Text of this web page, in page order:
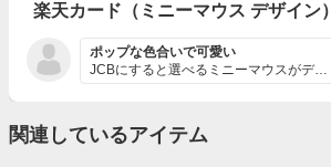
楽天カード（ミニーマウス デザイン）
ポップな色合いで可愛い
JCBにすると選べるミニーマウスがデザインされたカード...
関連しているアイテム